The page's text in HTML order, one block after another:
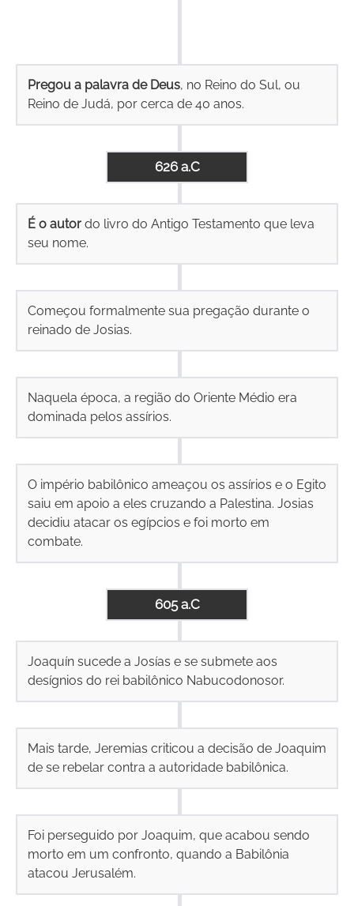
Pregou a palavra de Deus, no Reino do Sul, ou
Reino de Judá, por cerca de 40 anos.
626 a.C
É o autor do livro do Antigo Testamento que leva
seu nome.
Começou formalmente sua pregação durante o
reinado de Josias.
Naquela época, a região do Oriente Médio era
dominada pelos assírios.
O império babilônico ameaçou os assírios e o Egito
saiu em apoio a eles cruzando a Palestina. Josias
decidiu atacar os egípcios e foi morto em
combate.
605 a.C
Joaquín sucede a Josías e se submete aos
desígnios do rei babilônico Nabucodonosor.
Mais tarde, Jeremias criticou a decisão de Joaquim
de se rebelar contra a autoridade babilônica.
Foi perseguido por Joaquim, que acabou sendo
morto em um confronto, quando a Babilônia
atacou Jerusalém.